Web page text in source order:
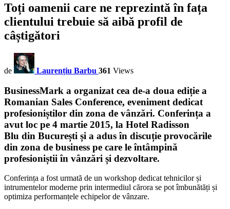
Toți oamenii care ne reprezintă în fața
clientului trebuie să aibă profil de
câștigători
de Laurențiu Barbu 361 Views
BusinessMark a organizat cea de-a doua ediție a
Romanian Sales Conference, eveniment dedicat
profesioniștilor din zona de vânzări. Conferința a
avut loc pe 4 martie 2015, la Hotel Radisson
Blu din București și a adus în discuție provocările
din zona de business pe care le întâmpină
profesioniștii în vânzări și dezvoltare.
Conferința a fost urmată de un workshop dedicat tehnicilor și
intrumentelor moderne prin intermediul cărora se pot îmbunătăți și
optimiza performanțele echipelor de vânzare.